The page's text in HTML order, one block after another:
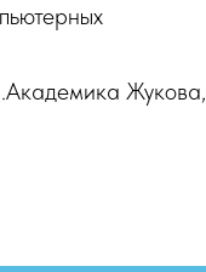
Жукова,